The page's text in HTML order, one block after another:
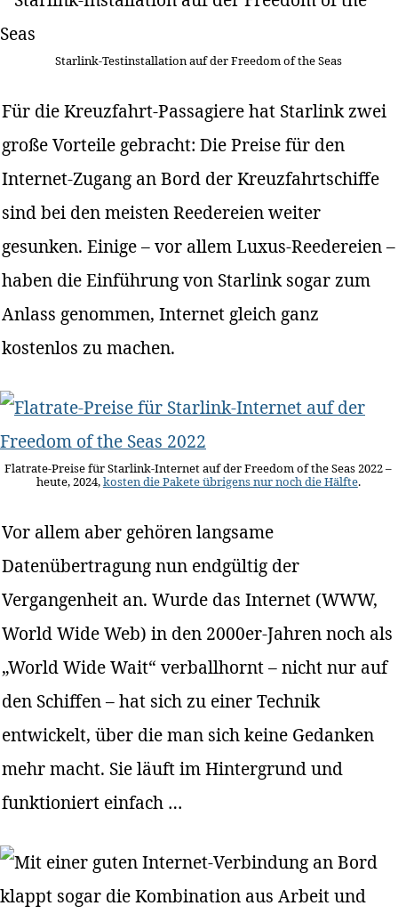
Starlink-Testinstallation auf der Freedom of the Seas
Für die Kreuzfahrt-Passagiere hat Starlink zwei
große Vorteile gebracht: Die Preise für den
Internet-Zugang an Bord der Kreuzfahrtschiffe
sind bei den meisten Reedereien weiter
gesunken. Einige – vor allem Luxus-Reedereien –
haben die Einführung von Starlink sogar zum
Anlass genommen, Internet gleich ganz
kostenlos zu machen.
Flatrate-Preise für Starlink-Internet auf der Freedom of the Seas 2022 –
heute, 2024,kosten die Pakete übrigens nur noch die Hälfte.
Vor allem aber gehören langsame
Datenübertragung nun endgültig der
Vergangenheit an. Wurde das Internet (WWW,
World Wide Web) in den 2000er-Jahren noch als
„World Wide Wait“ verballhornt – nicht nur auf
den Schiffen – hat sich zu einer Technik
entwickelt, über die man sich keine Gedanken
mehr macht. Sie läuft im Hintergrund und
funktioniert einfach …